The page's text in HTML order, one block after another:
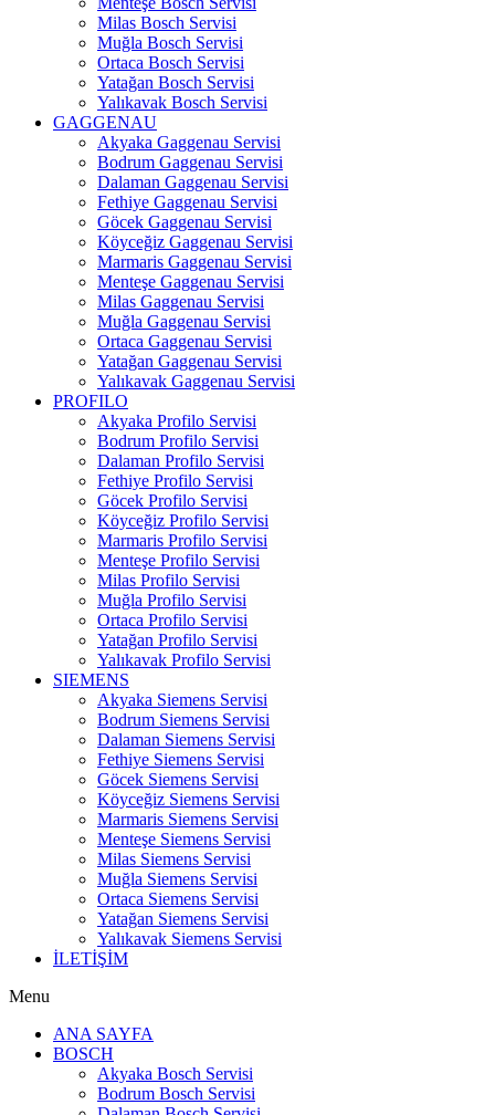
Milas Bosch Servisi
Muğla Bosch Servisi
Ortaca Bosch Servisi
Yatağan Bosch Servisi
Yalıkavak Bosch Servisi
GAGGENAU
Akyaka Gaggenau Servisi
Bodrum Gaggenau Servisi
Dalaman Gaggenau Servisi
Fethiye Gaggenau Servisi
Göcek Gaggenau Servisi
Köyceğiz Gaggenau Servisi
Marmaris Gaggenau Servisi
Menteşe Gaggenau Servisi
Milas Gaggenau Servisi
Muğla Gaggenau Servisi
Ortaca Gaggenau Servisi
Yatağan Gaggenau Servisi
Yalıkavak Gaggenau Servisi
PROFILO
Akyaka Profilo Servisi
Bodrum Profilo Servisi
Dalaman Profilo Servisi
Fethiye Profilo Servisi
Göcek Profilo Servisi
Köyceğiz Profilo Servisi
Marmaris Profilo Servisi
Menteşe Profilo Servisi
Milas Profilo Servisi
Muğla Profilo Servisi
Ortaca Profilo Servisi
Yatağan Profilo Servisi
Yalıkavak Profilo Servisi
SIEMENS
Akyaka Siemens Servisi
Bodrum Siemens Servisi
Dalaman Siemens Servisi
Fethiye Siemens Servisi
Göcek Siemens Servisi
Köyceğiz Siemens Servisi
Marmaris Siemens Servisi
Menteşe Siemens Servisi
Milas Siemens Servisi
Muğla Siemens Servisi
Ortaca Siemens Servisi
Yatağan Siemens Servisi
Yalıkavak Siemens Servisi
İLETİŞİM
Menu
ANA SAYFA
BOSCH
Akyaka Bosch Servisi
Bodrum Bosch Servisi